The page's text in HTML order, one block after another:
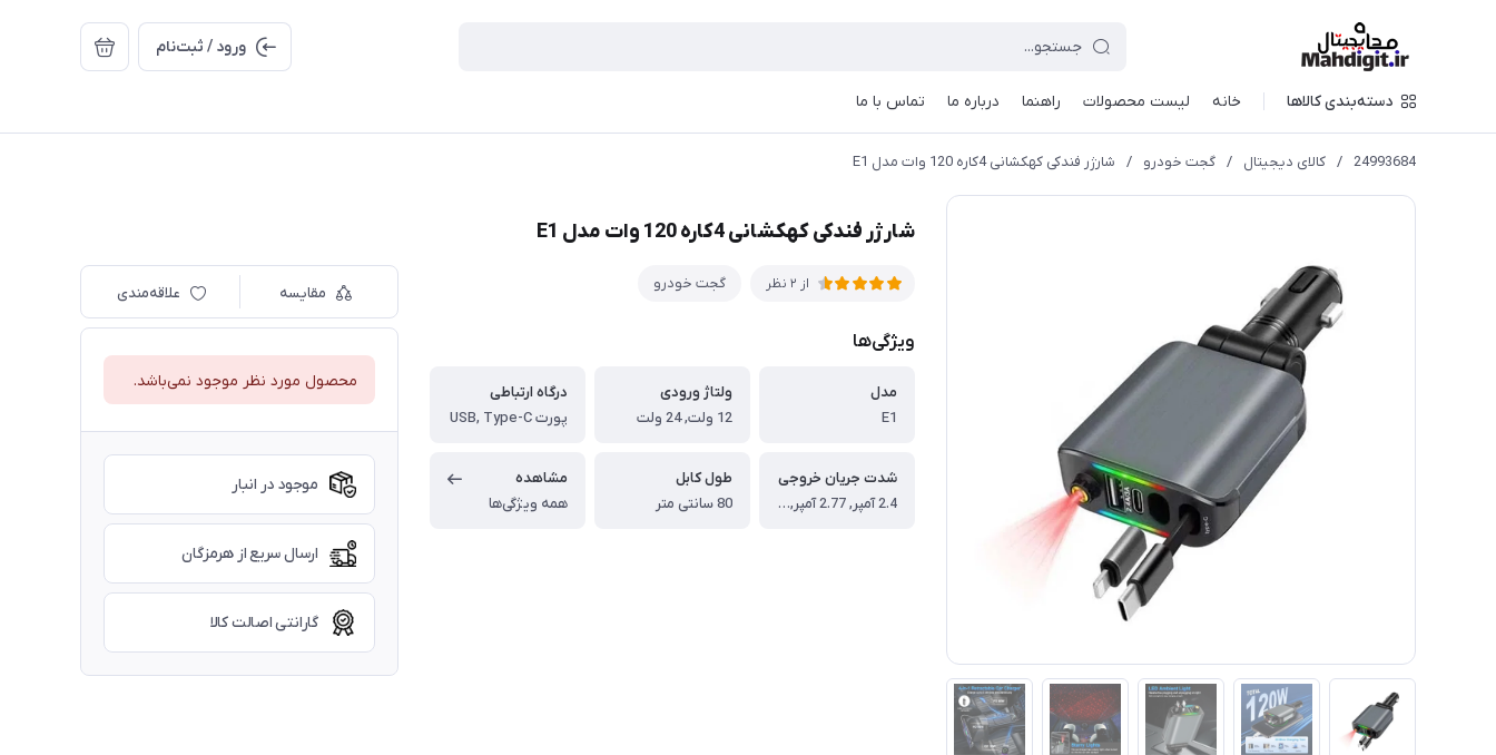
ورود / ثبت‌نام
دسته‌بندی کالاها خانه لیست محصولات راهنما درباره ما تماس با ما
24993684
/ کالای دیجیتال / گجت خودرو / شارژر فندکی کهکشانی 4کاره 120 وات مدل E1
شارژر فندکی کهکشانی 4کاره 120 وات مدل E1
از 2 نظر گجت خودرو
ویژگی‌ها
مدل
E1
ولتاژ ورودی
12 ولت, 24 ولت
درگاه ارتباطی
پورت USB, Type-C
شدت جریان خروجی
2.4 آمپر, 2.77 آمپر, 3 آمپر
طول کابل
80 سانتی متر
مشاهده
همه ویژگی‌ها
مقایسه علاقه‌مندی
محصول مورد نظر موجود نمی‌باشد.
موجود در انبار
ارسال سریع از هرمزگان
گارانتی اصالت کالا